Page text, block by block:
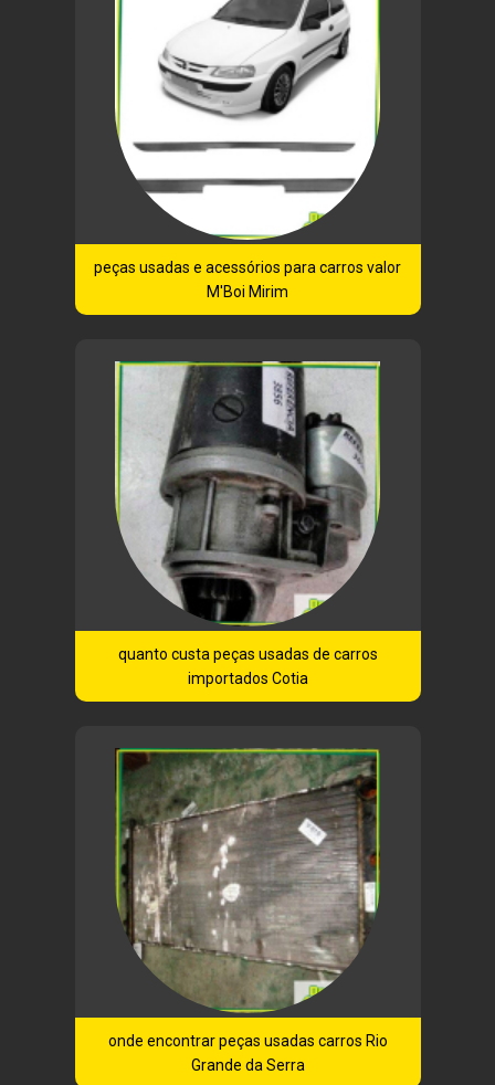
peças usadas e acessórios para carros valor
M'Boi Mirim
quanto custa peças usadas de carros
importados Cotia
onde encontrar peças usadas carros Rio
Grande da Serra